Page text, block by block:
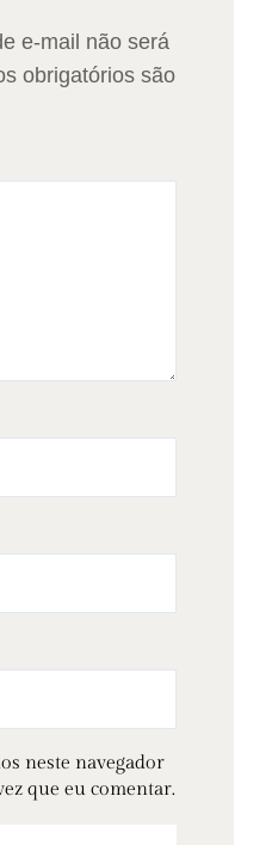
e-mail não será
obrigatórios são
neste navegador
que eu comentar.